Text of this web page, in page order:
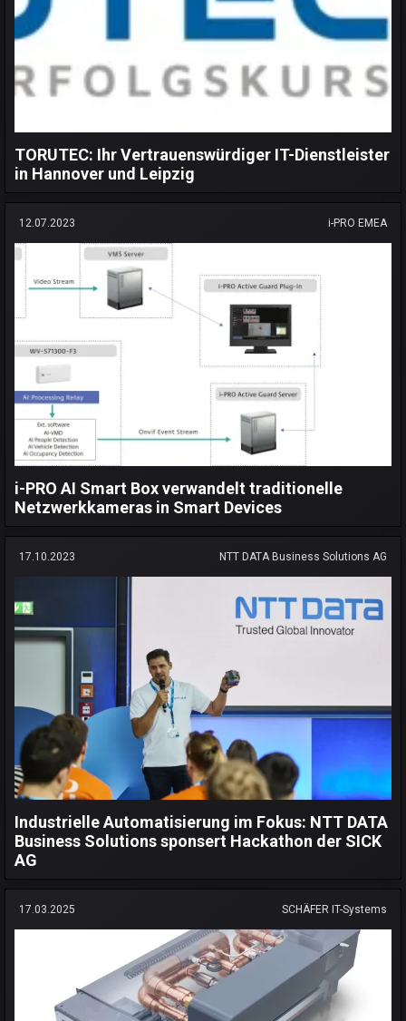
TORUTEC: Ihr Vertrauenswürdiger IT-Dienstleister
in Hannover und Leipzig
12.07.2023 i-PRO EMEA
i-PRO AI Smart Box verwandelt traditionelle
Netzwerkkameras in Smart Devices
17.10.2023 NTT DATA Business Solutions AG
Industrielle Automatisierung im Fokus: NTT DATA
Business Solutions sponsert Hackathon der SICK
AG
17.03.2025 SCHÄFER IT-Systems